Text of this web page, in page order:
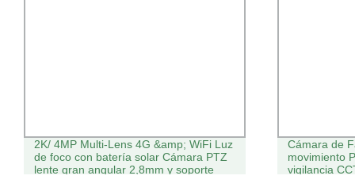
2K/ 4MP Multi-Lens 4G &amp; WiFi Luz
de foco con batería solar Cámara PTZ
lente gran angular 2,8mm y soporte
Cámara de
movimiento
vigilancia